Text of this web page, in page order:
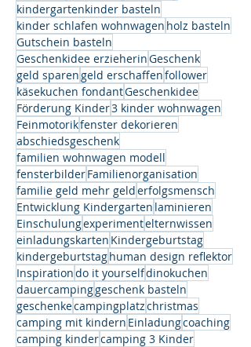
kindergartenkinder basteln
kinder schlafen wohnwagen holz basteln
Gutschein basteln
Geschenkidee erzieherinGeschenk
geld sparengeld erschaffenfollower
käsekuchen fondantGeschenkidee
Förderung Kinder3 kinder wohnwagen
Feinmotorikfenster dekorieren
abschiedsgeschenk
familien wohnwagen modell
fensterbilderFamilienorganisation
familie geld mehr gelderfolgsmensch
Entwicklung Kindergarten laminieren
Einschulungexperimentelternwissen
einladungskarten Kindergeburtstag
kindergeburtstaghuman design reflektor
Inspirationdo it yourselfdinokuchen
dauercampinggeschenk basteln
geschenkecampingplatzchristmas
camping mit kindern Einladungcoaching
camping kindercamping 3 Kinder